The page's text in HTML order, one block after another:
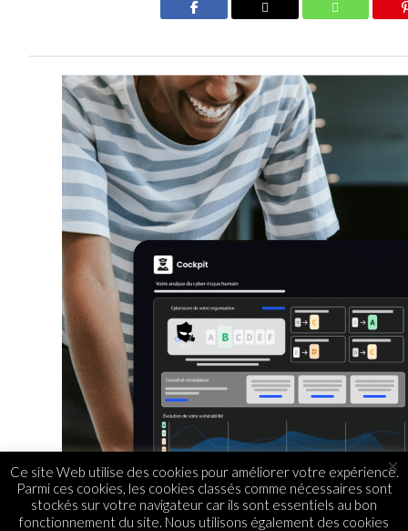
Ce site Web utilise des cookies pour améliorer votre expérience.
Parmi ces cookies, les cookies classés comme nécessaires sont
stockés sur votre navigateur car ils sont essentiels au bon
fonctionnement du site. Nous utilisons également des cookies
×